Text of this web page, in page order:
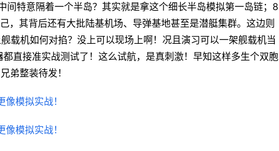
间特意隔着一个半岛？其实就是拿这个细长半岛模拟第一岛链；8
，其背后还有大批陆基机场、导弹基地甚至是潜艇集群。这边则
载机如何对掐？没上可以现场上啊！况且演习可以一架舰载机当
直接准实战测试了！这么试航，是真刺激！早知这样多生个双胞
弟整装待发！